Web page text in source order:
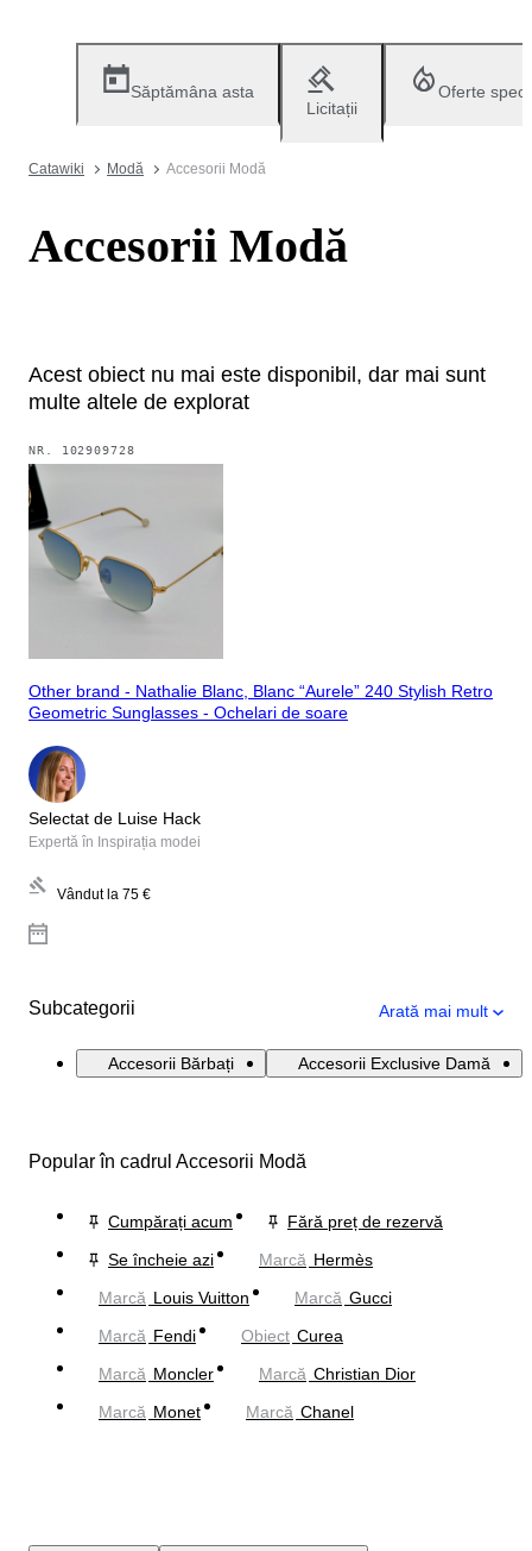
Săptămâna asta
Licitații
Oferte
Catawiki Modă Accesorii Modă
Accesorii Modă
Acest obiect nu mai este disponibil, dar mai sunt
multe altele de explorat
NR. 102909728
Other brand - Nathalie Blanc, Blanc “Aurele” 240 Stylish Retro
Geometric Sunglasses - Ochelari de soare
Selectat de Luise Hack
Expertă în Inspirația modei
Vândut la 75 €
Subcategorii Arată mai mult
Accesorii Bărbați Accesorii Exclusive Damă
Popular în cadrul Accesorii Modă
Cumpărați acum
Fără preț de rezervă
Se încheie azi
Marcă Hermès
Marcă Louis Vuitton Marcă Gucci
Marcă Fendi Obiect Curea
Marcă Moncler Marcă Christian Dior
Marcă Monet Marcă Chanel